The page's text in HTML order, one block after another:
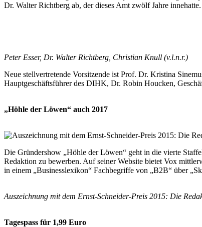
Dr. Walter Richtberg ab, der dieses Amt zwölf Jahre innehatte.
Peter Esser, Dr. Walter Richtberg, Christian Knull (v.l.n.r.)
Neue stellvertretende Vorsitzende ist Prof. Dr. Kristina
Hauptgeschäftsführer des DIHK, Dr. Robin Houcken,
„Höhle der Löwen“ auch 2017
Die Gründershow „Höhle der Löwen“ geht in die vierte
Redaktion zu bewerben. Auf seiner Website bietet Vox
in einem „Businesslexikon“ Fachbegriffe von „B2B“ über
Auszeichnung mit dem Ernst-Schneider-Preis 2015: Die
Tagespass für 1,99 Euro